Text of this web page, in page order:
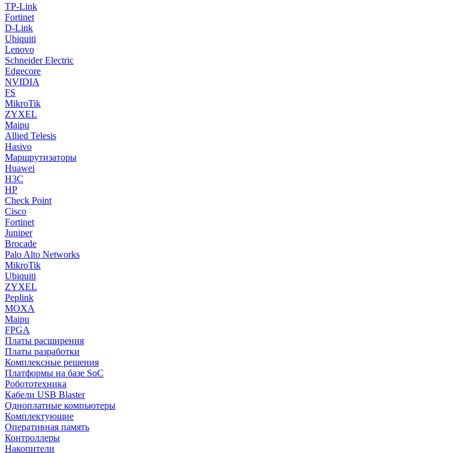
TP-Link
Fortinet
D-Link
Ubiquiti
Lenovo
Schneider Electric
Edgecore
NVIDIA
FS
MikroTik
ZYXEL
Maipu
Allied Telesis
Hasivo
Маршрутизаторы
Huawei
H3C
HP
Check Point
Cisco
Fortinet
Juniper
Brocade
Palo Alto Networks
MikroTik
Ubiquiti
ZYXEL
Peplink
MOXA
Maipu
FPGA
Платы расширения
Платы разработки
Комплексные решения
Платформы на базе SoC
Робототехника
Кабели USB Blaster
Одноплатные компьютеры
Комплектующие
Оперативная память
Контроллеры
Накопители